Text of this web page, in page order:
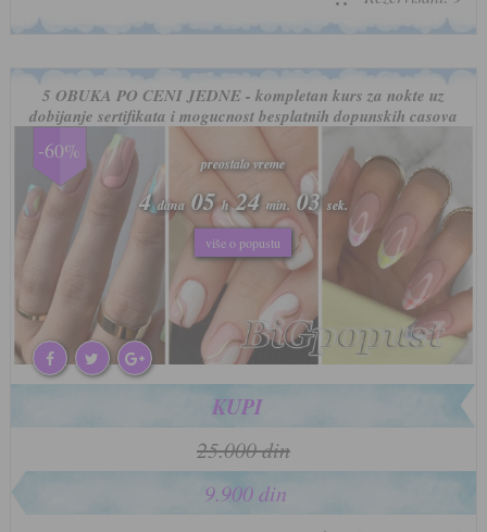
5 OBUKA PO CENI JEDNE - kompletan kurs za nokte uz
dobijanje sertifikata i mogucnost besplatnih dopunskih casova
-60%
preostalo vreme
4dana 05h 24 min. 00sek.
više o popustu
preostalo vreme
4dana 05h 24 min. 00sek.
više o popustu
KUPI
25.000 din
9.900 din